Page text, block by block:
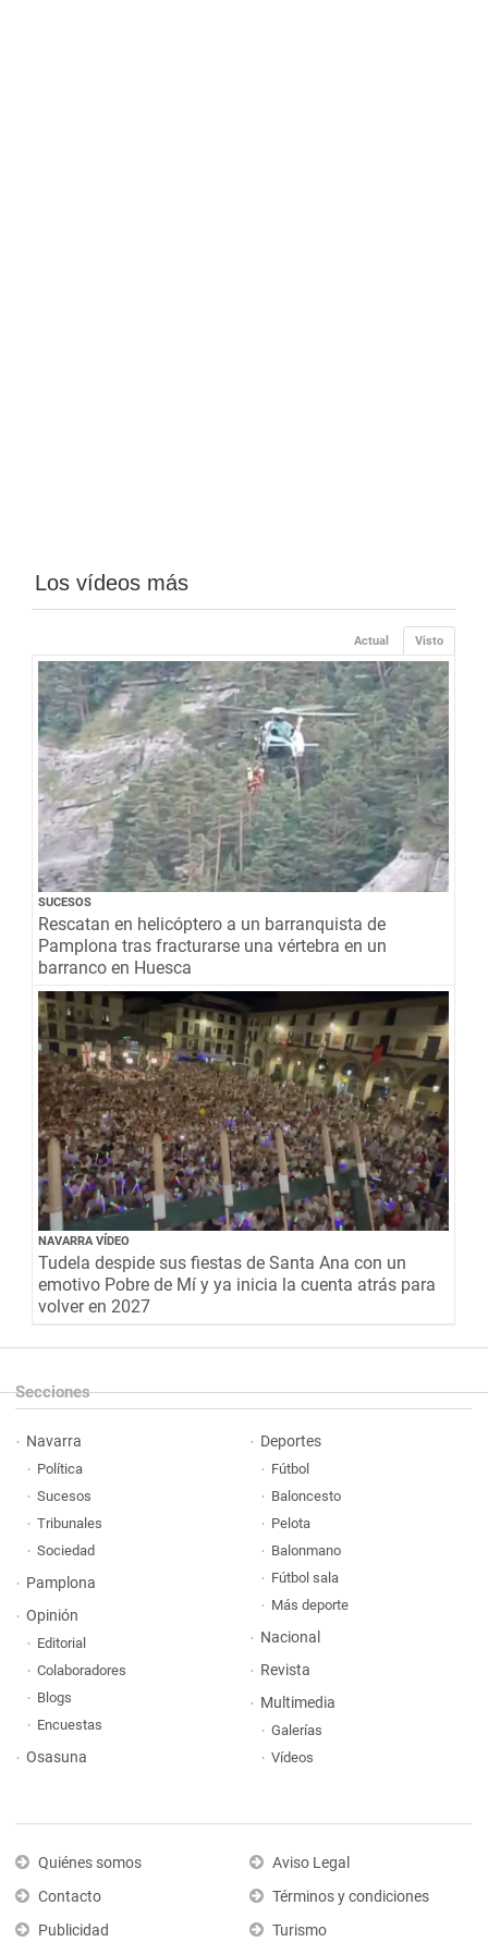
Los vídeos más
Visto
Actual
SUCESOS
Rescatan en helicóptero a un barranquista de
Pamplona tras fracturarse una vértebra en un
barranco en Huesca
NAVARRA VÍDEO
Tudela despide sus fiestas de Santa Ana con un
emotivo Pobre de Mí y ya inicia la cuenta atrás para
volver en 2027
Secciones
Navarra
Política
Sucesos
Tribunales
Sociedad
Pamplona
Opinión
Editorial
Colaboradores
Blogs
Encuestas
Osasuna
Deportes
Fútbol
Baloncesto
Pelota
Balonmano
Fútbol sala
Más deporte
Nacional
Revista
Multimedia
Galerías
Vídeos
Quiénes somos
Contacto
Publicidad
Aviso Legal
Términos y condiciones
Turismo